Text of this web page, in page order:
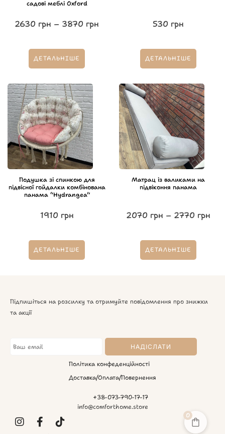
садові меблі Oxford
2630 грн – 3870 грн
ДЕТАЛЬНІШЕ
530 грн
ДЕТАЛЬНІШЕ
Подушка зі спинкою для
підвісної гойдалки комбінована
панама “Hydrangea”
1910 грн
ДЕТАЛЬНІШЕ
Матрац із валиками на
підвіконня панама
2070 грн – 2770 грн
ДЕТАЛЬНІШЕ
Підпишіться на розсилку та отримуйте повідомлення про знижки
та акції
Політика конфеденційності
Доставка/Оплата/Повернення
+38-073-790-17-17
info@comforthome.store
0